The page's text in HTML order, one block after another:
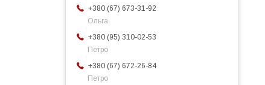
+380 (67) 673-31-92
Ольга
+380 (95) 310-02-53
Петро
+380 (67) 672-26-84
Петро